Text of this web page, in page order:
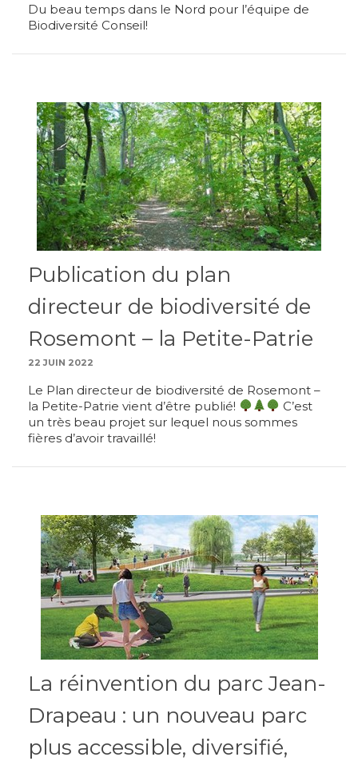
Du beau temps dans le Nord pour l’équipe de
Biodiversité Conseil!
Publication du plan
directeur de biodiversité de
Rosemont – la Petite-Patrie
22 JUIN 2022
Le Plan directeur de biodiversité de Rosemont –
la Petite-Patrie vient d’être publié!
C’est
un très beau projet sur lequel nous sommes
fières d’avoir travaillé!
La réinvention du parc Jean-
Drapeau : un nouveau parc
plus accessible, diversifié,